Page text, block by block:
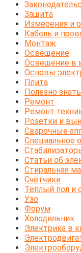
Защита
Измерения и
Кабель и
Монтаж
Освещение
Освещение в
Основы
Плита
Полезно знать
Ремонт
Ремонт
Розетки и
Сварочные
Специальное
Статьи об
Стиральная
Счётчики
Тёплый пол и
Узо
Форум
Холодильник
Электрика в